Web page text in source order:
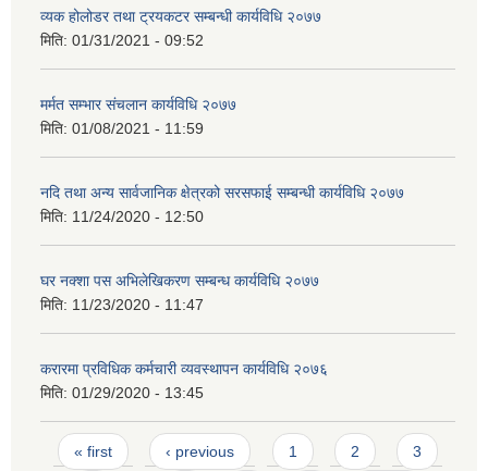
व्यक होलोडर तथा ट्रयकटर सम्बन्धी कार्यविधि २०७७
मिति: 01/31/2021 - 09:52
मर्मत सम्भार संचलान कार्यविधि २०७७
मिति: 01/08/2021 - 11:59
नदि तथा अन्य सार्वजानिक क्षेत्रको सरसफाई सम्बन्धी कार्यविधि २०७७
मिति: 11/24/2020 - 12:50
घर नक्शा पस अभिलेखिकरण सम्बन्ध कार्यविधि २०७७
मिति: 11/23/2020 - 11:47
करारमा प्रविधिक कर्मचारी व्यवस्थापन कार्यविधि २०७६
मिति: 01/29/2020 - 13:45
Pages
« first ‹ previous 1 2 3